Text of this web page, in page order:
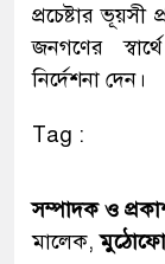
প্রচেষ্টার ভূয়সী
জনগণের
নির্দেশনা দেন।
Tag :
সম্পাদক ও
মালেক,